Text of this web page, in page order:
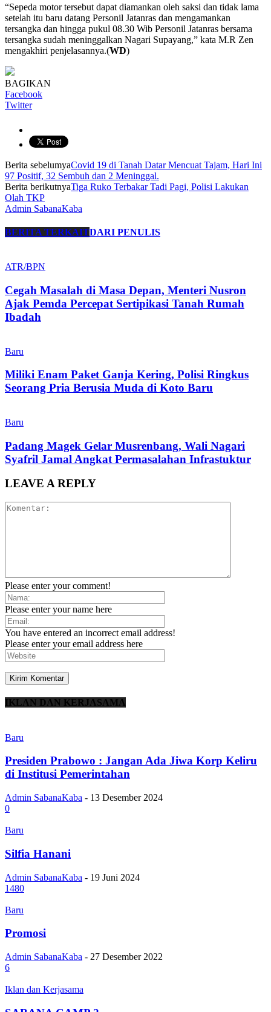
“Sepeda motor tersebut dapat diamankan oleh saksi dan tidak lama
setelah itu baru datang Personil Jatanras dan mengamankan
tersangka dan hingga pukul 08.30 Wib Personil Jatanras bersama
tersangka sudah meninggalkan Nagari Supayang,” kata M.R Zen
mengakhiri penjelasannya.(WD)
BAGIKAN
Facebook
Twitter
Berita sebelumyaCovid 19 di Tanah Datar Mencuat Tajam, Hari Ini
97 Positif, 32 Sembuh dan 2 Meninggal.
Berita berikutnyaTiga Ruko Terbakar Tadi Pagi, Polisi Lakukan
Olah TKP
Admin SabanaKaba
BERITA TERKAITDARI PENULIS
ATR/BPN
Cegah Masalah di Masa Depan, Menteri Nusron
Ajak Pemda Percepat Sertipikasi Tanah Rumah
Ibadah
Baru
Miliki Enam Paket Ganja Kering, Polisi Ringkus
Seorang Pria Berusia Muda di Koto Baru
Baru
Padang Magek Gelar Musrenbang, Wali Nagari
Syafril Jamal Angkat Permasalahan Infrastuktur
LEAVE A REPLY
Please enter your comment!
Please enter your name here
You have entered an incorrect email address!
Please enter your email address here
IKLAN DAN KERJASAMA
Baru
Presiden Prabowo : Jangan Ada Jiwa Korp Keliru
di Institusi Pemerintahan
Admin SabanaKaba - 13 Desember 2024
0
Baru
Silfia Hanani
Admin SabanaKaba - 19 Juni 2024
1480
Baru
Promosi
Admin SabanaKaba - 27 Desember 2022
6
Iklan dan Kerjasama